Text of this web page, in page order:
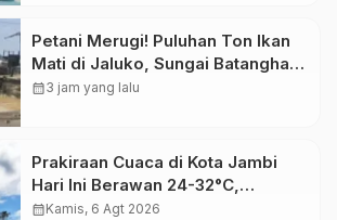
Petani Merugi! Puluhan Ton Ikan
Mati di Jaluko, Sungai Batanghari
Makin Sekarat
calendar_month3 jam yang lalu
Prakiraan Cuaca di Kota Jambi
Hari Ini Berawan 24-32°C,
kelembapan 59-97 persen.
calendar_monthKamis, 6 Agt 2026